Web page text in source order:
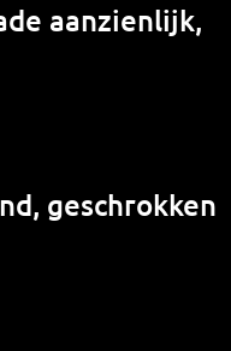
aanzienlijk,
geschrokken